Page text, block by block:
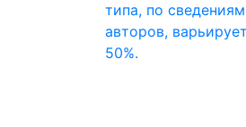
типа, по
авторов,
50%.